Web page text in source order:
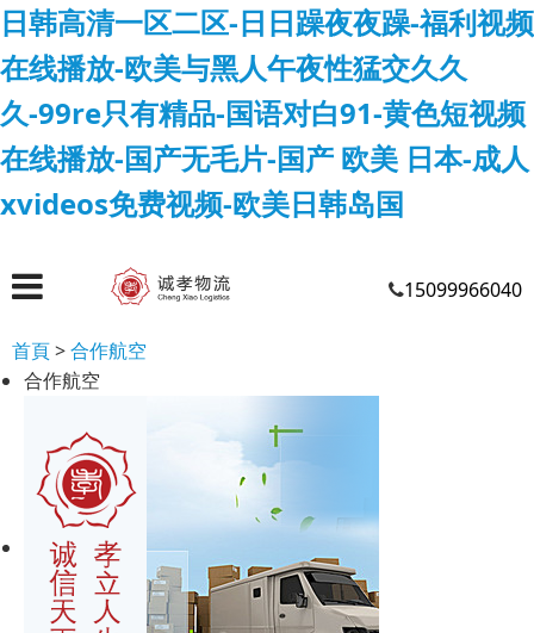
日韩高清一区二区-日日躁夜夜躁-福利视频
在线播放-欧美与黑人午夜性猛交久久
久-99re只有精品-国语对白91-黄色短视频
在线播放-国产无毛片-国产 欧美 日本-成人
xvideos免费视频-欧美日韩岛国
15099966040
首頁>合作航空
合作航空